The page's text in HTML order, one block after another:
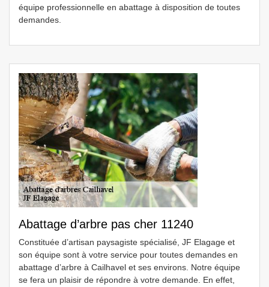
équipe professionnelle en abattage à disposition de toutes
demandes.
Abattage d’arbre pas cher 11240
Constituée d’artisan paysagiste spécialisé, JF Elagage et
son équipe sont à votre service pour toutes demandes en
abattage d’arbre à Cailhavel et ses environs. Notre équipe
se fera un plaisir de répondre à votre demande. En effet,